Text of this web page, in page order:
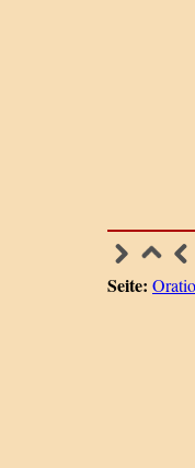
Seite: Oratio